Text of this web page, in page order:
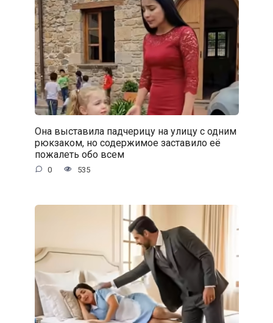
Она выставила падчерицу на улицу с одним
рюкзаком, но содержимое заставило её
пожалеть обо всем
0 535